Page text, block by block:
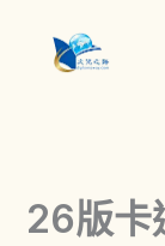
content
26版卡